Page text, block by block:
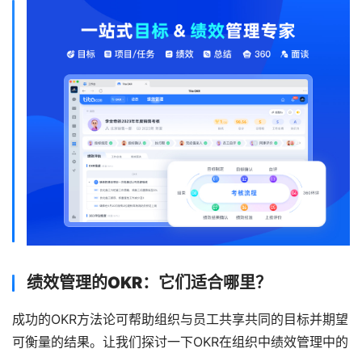
绩效管理的OKR：它们适合哪里？
成功的OKR方法论可帮助组织与员工共享共同的目标并期望
可衡量的结果。让我们探讨一下OKR在组织中绩效管理中的